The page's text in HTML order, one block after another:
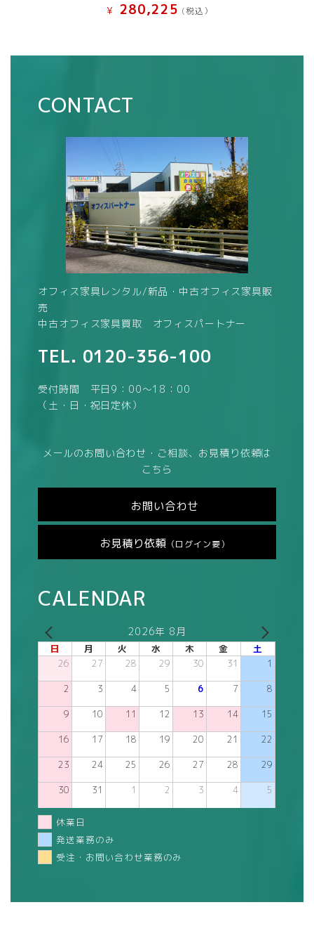
¥ 280,225 (税込）
CONTACT
オフィス家具レンタル/新品・中古オフィス家具販
売
中古オフィス家具買取 オフィスパートナー
TEL. 0120-356-100
受付時間 平日9：00～18：00
（土・日・祝日定休）
メールのお問い合わせ・ご相談、お見積り依頼は
こちら
お問い合わせ
お見積り依頼 （ログイン要）
CALENDAR
2026年 8月
日 月 火 水 木 金 土
26 27 28 29 30 31 1
2 3 4 5 6 7 8
9 10 11 12 13 14 15
16 17 18 19 20 21 22
23 24 25 26 27 28 29
30 31 1 2 3 4 5
休業日
発送業務のみ
受注・お問い合わせ業務のみ